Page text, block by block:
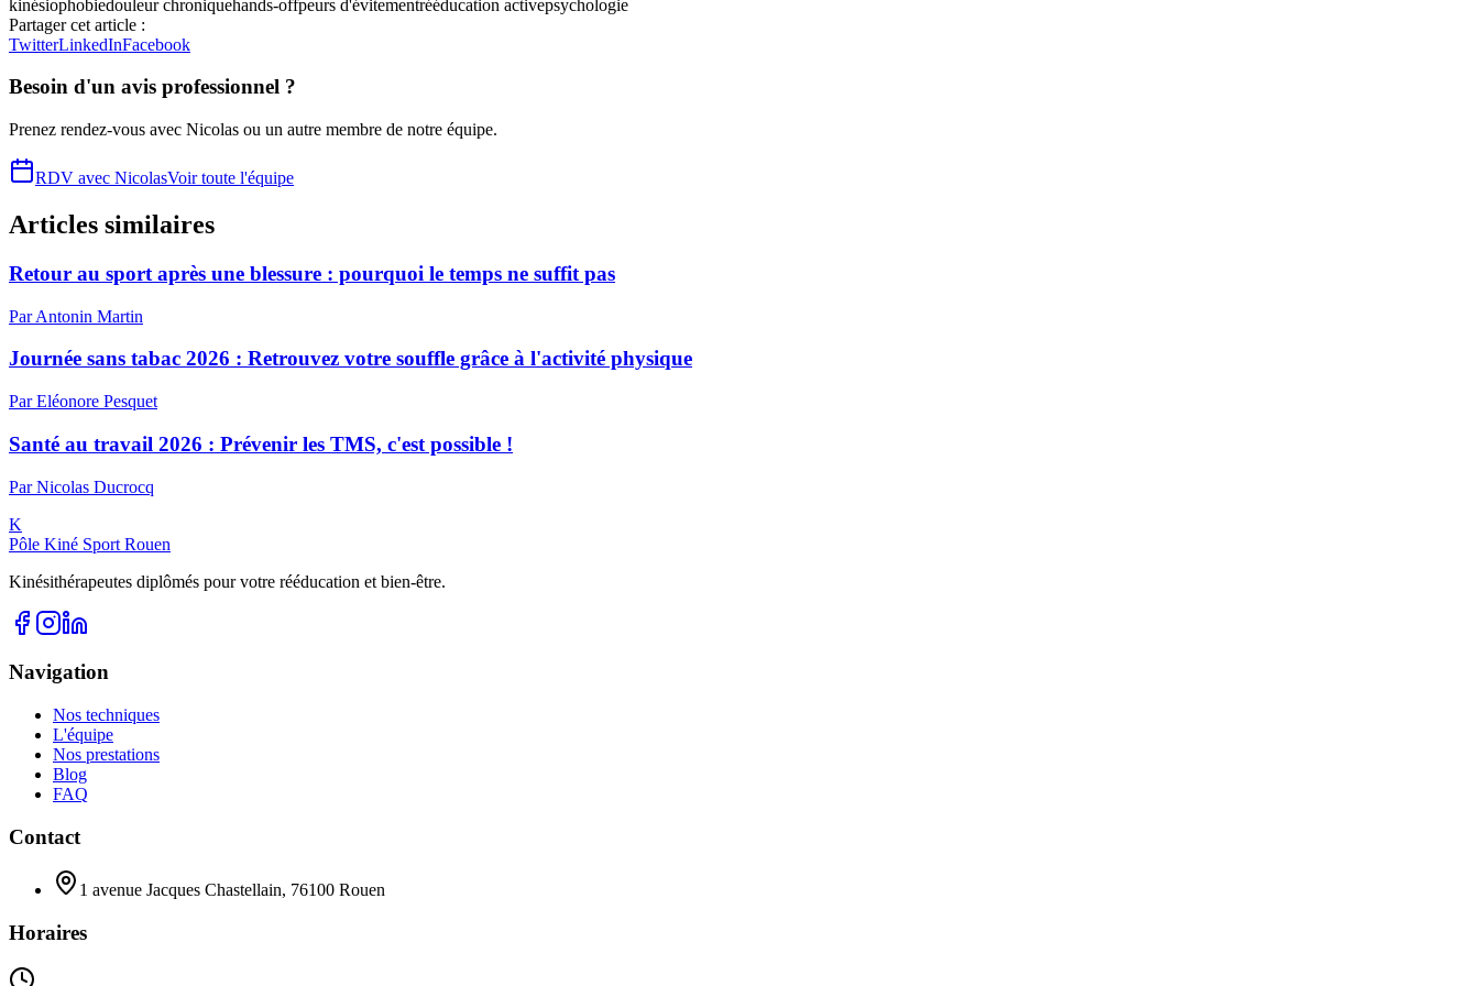
kinésiophobiedouleur chroniquehands-offpeurs d'évitementrééducation activepsychologie
Partager cet article :
TwitterLinkedInFacebook
Besoin d'un avis professionnel ?
Prenez rendez-vous avec Nicolas ou un autre membre de notre équipe.
RDV avec NicolasVoir toute l'équipe
Articles similaires
Retour au sport après une blessure : pourquoi le temps ne suffit pas
ParAntonin Martin
Journée sans tabac 2026 : Retrouvez votre souffle grâce à l'activité physique
ParEléonore Pesquet
Santé au travail 2026 : Prévenir les TMS, c'est possible !
ParNicolas Ducrocq
K
Pôle Kiné Sport Rouen
Kinésithérapeutes diplômés pour votre rééducation et bien-être.
Navigation
Nos techniques
L'équipe
Nos prestations
Blog
FAQ
Contact
1 avenue Jacques Chastellain, 76100 Rouen
Horaires